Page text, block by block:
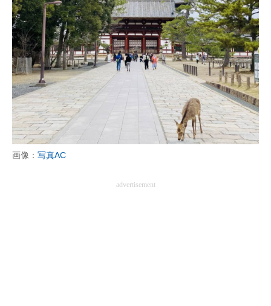
画像： 写真AC
advertisement